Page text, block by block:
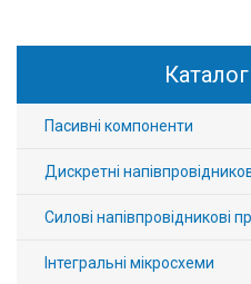
Пасивні компоненти
Дискретні
Силові напівпровідникові
Інтегральні мікросхеми